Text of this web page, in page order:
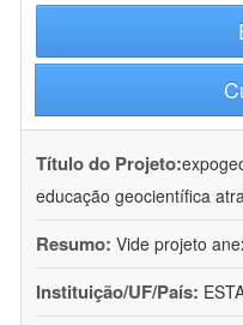
Título do Projeto:
educação geocientífica
Resumo: Vide projeto
Instituição/UF/País: